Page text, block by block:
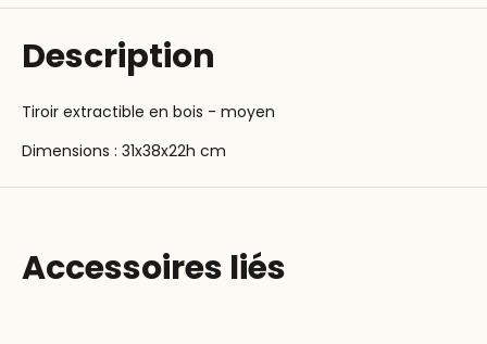
Description
Tiroir extractible en bois - moyen
Dimensions : 31x38x22h cm
Accessoires liés